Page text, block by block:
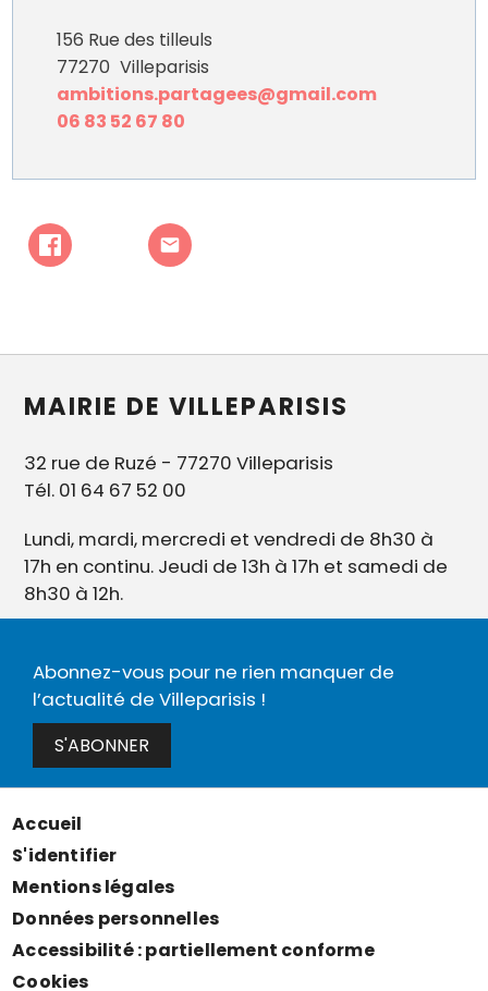
156 Rue des tilleuls
77270 Villeparisis
ambitions.partagees@gmail.com
06 83 52 67 80
MAIRIE DE VILLEPARISIS
32 rue de Ruzé - 77270 Villeparisis
Tél. 01 64 67 52 00
Lundi, mardi, mercredi et vendredi de 8h30 à
17h en continu. Jeudi de 13h à 17h et samedi de
8h30 à 12h.
Abonnez-vous pour ne rien manquer de
l’actualité de Villeparisis !
S'ABONNER
Menu
Pied
de
page
Accueil
S'identifier
Mentions légales
Données personnelles
Accessibilité : partiellement conforme
Cookies